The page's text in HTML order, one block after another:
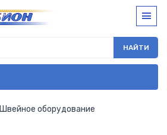
НАЙТИ
Швейное оборудование